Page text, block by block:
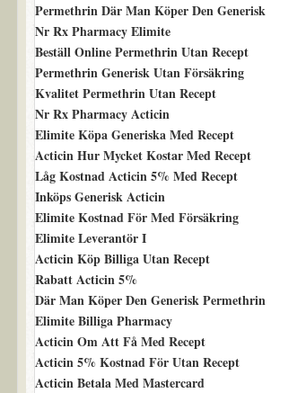
Permethrin Där Man Köper Den Generisk
Nr Rx Pharmacy Elimite
Beställ Online Permethrin Utan Recept
Permethrin Generisk Utan Försäkring
Kvalitet Permethrin Utan Recept
Nr Rx Pharmacy Acticin
Elimite Köpa Generiska Med Recept
Acticin Hur Mycket Kostar Med Recept
Låg Kostnad Acticin 5% Med Recept
Inköps Generisk Acticin
Elimite Kostnad För Med Försäkring
Elimite Leverantör I
Acticin Köp Billiga Utan Recept
Rabatt Acticin 5%
Där Man Köper Den Generisk Permethrin
Elimite Billiga Pharmacy
Acticin Om Att Få Med Recept
Acticin 5% Kostnad För Utan Recept
Acticin Betala Med Mastercard